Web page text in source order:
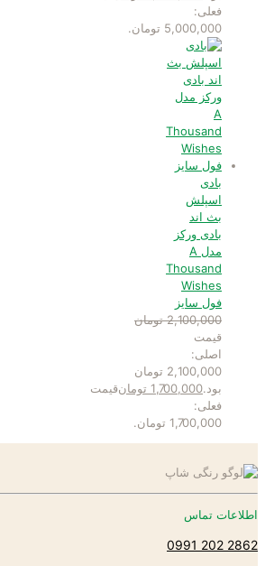
فعلی:
5,000,000 تومان.
بادی
اسپلش
بث اند
بادی ورکز
مدل A
Thousand
Wishes
فول سایز
2,100,000 تومان
قیمت
اصلی:
2,100,000 تومان
بود.1,700,000 تومانقیمت
فعلی:
1,700,000 تومان.
اطلاعات تماس
2862 202 0991